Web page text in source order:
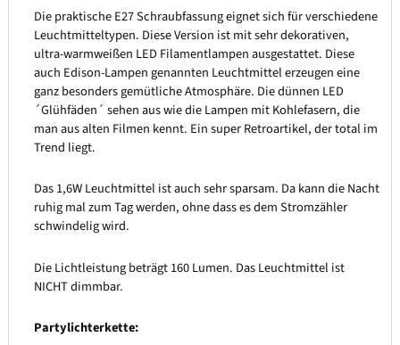
Die praktische E27 Schraubfassung eignet sich für verschiedene
Leuchtmitteltypen. Diese Version ist mit sehr dekorativen,
ultra-warmweißen LED Filamentlampen ausgestattet. Diese
auch Edison-Lampen genannten Leuchtmittel erzeugen eine
ganz besonders gemütliche Atmosphäre. Die dünnen LED
´Glühfäden´ sehen aus wie die Lampen mit Kohlefasern, die
man aus alten Filmen kennt. Ein super Retroartikel, der total im
Trend liegt.
Das 1,6W Leuchtmittel ist auch sehr sparsam. Da kann die Nacht
ruhig mal zum Tag werden, ohne dass es dem Stromzähler
schwindelig wird.
Die Lichtleistung beträgt 160 Lumen. Das Leuchtmittel ist
NICHT dimmbar.
Partylichterkette: